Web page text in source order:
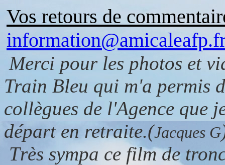
Vos retours de
Merci pour les photos et
Train Bleu qui m'a permis
collègues de l'Agence que
départ en retraite.(Jacques G
Très sympa ce film de